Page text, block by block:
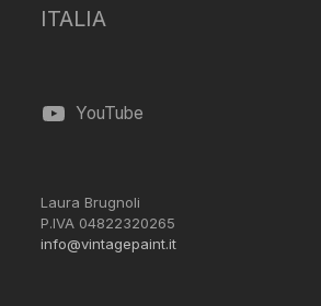
ITALIA
YouTube
Laura Brugnoli
P.IVA 04822320265
info@vintagepaint.it